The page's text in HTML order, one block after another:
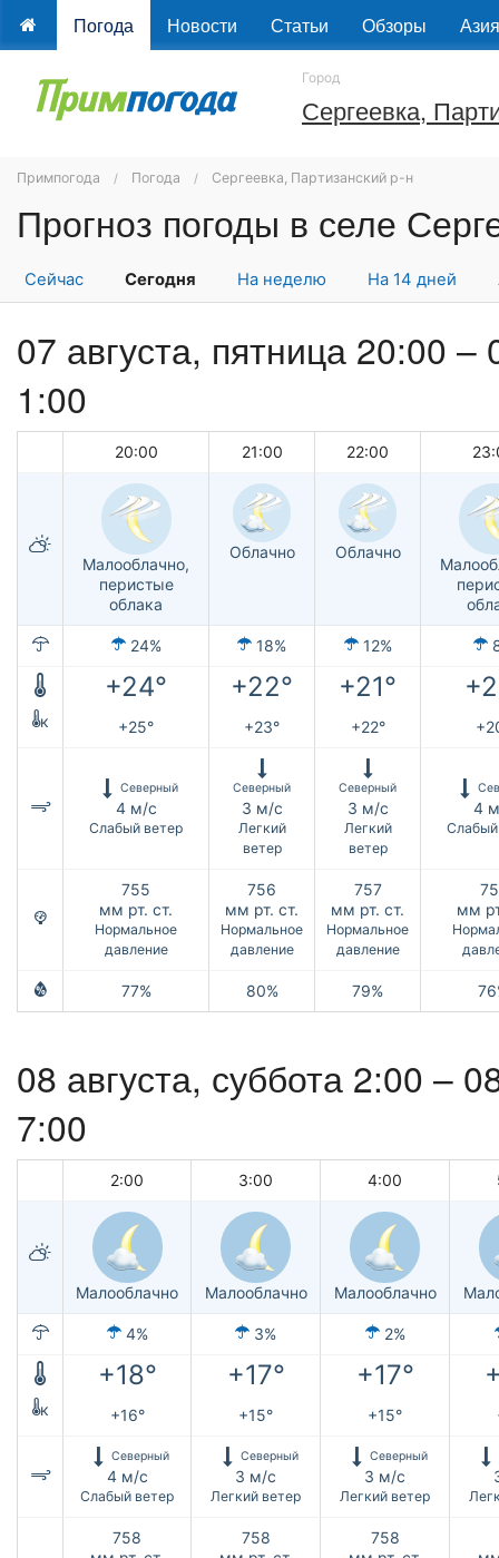
Погода Новости Статьи Обзоры Азия
Город
Сергеевка,
Примпогода Погода Сергеевка, Партизанский р-н
Сейчас Сегодня На неделю На 14 дней
07 августа, пятница 20:00 –
1:00
20:00 21:00 22:00
Малооблачно,
перистые
облака
Облачно Облачно
24% 18% 12%
+24° +22° +21°
к +25° +23° +22°
Северный
4 м/с
Слабый ветер
Северный
3 м/с
Легкий
ветер
Северный
3 м/с
Легкий
ветер
4
Слабый
755
мм рт. ст.
Нормальное
давление
756
мм рт. ст.
Нормальное
давление
757
мм рт. ст.
Нормальное
давление
мм
77% 80% 79%
08 августа, суббота 2:00 –
7:00
2:00 3:00 4:00
Малооблачно Малооблачно Малооблачно
4% 3% 2%
+18° +17° +17°
к +16° +15° +15°
Северный
4 м/с
Слабый ветер
Северный
3 м/с
Легкий ветер
Северный
3 м/с
Легкий ветер
758
758
758